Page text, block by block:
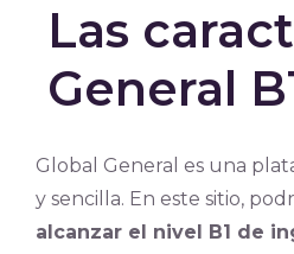
Las
General
Global General es una
y sencilla. En este sitio,
alcanzar el nivel B1 de